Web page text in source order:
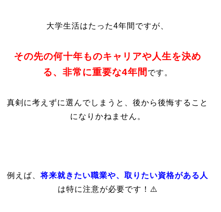
大学生活はたった4年間ですが、
その先の何十年ものキャリアや人生を決め
る、非常に重要な4年間 です。
真剣に考えずに選んでしまうと、後から後悔すること
になりかねません。
例えば、将来就きたい職業や、取りたい資格がある人
は特に注意が必要です！⚠️